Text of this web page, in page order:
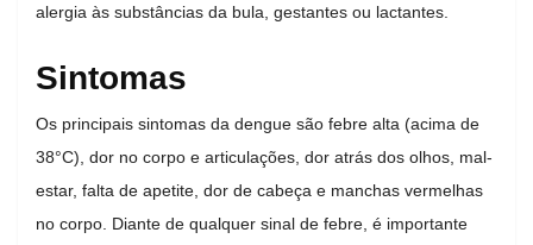
alergia às substâncias da bula, gestantes ou lactantes.
Sintomas
Os principais sintomas da dengue são febre alta (acima de
38°C), dor no corpo e articulações, dor atrás dos olhos, mal-
estar, falta de apetite, dor de cabeça e manchas vermelhas
no corpo. Diante de qualquer sinal de febre, é importante